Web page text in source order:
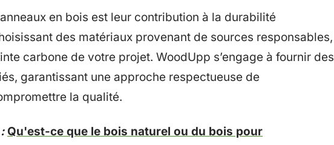
en bois est leur contribution à la durabilité
des matériaux provenant de sources responsables,
carbone de votre projet. WoodUpp s’engage à fournir des
garantissant une approche respectueuse de
la qualité.
Qu'est-ce que le bois naturel ou du bois pour